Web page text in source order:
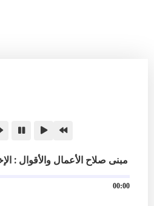
مبنى صلاح الأعمال والأقوال :
00:00